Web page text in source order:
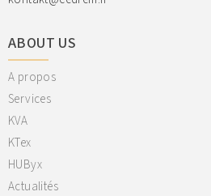
ABOUT US
A propos
Services
KVA
KTex
HUByx
Actualités